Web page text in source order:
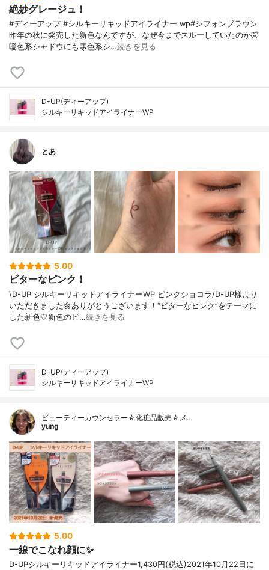
絶妙グレージュ！
#ディーアップ #シルキーリキッドアイライナー wp#シフォンブラウン
昨年の秋に発売した新色なんですが、なぜ今までスルーしていたのか🤣
暖色系シャドウにも寒色系シ…続きを見る
D-UP(ディーアップ)
シルキーリキッドアイライナーWP
とあ
5.00
ビターなピンク！
\D-UP シルキーリキッドアイライナーWP ピンクショコラ/D-UP様より
いただきました🌼ありがとうございます！“ビターなピンク”をテーマに
した新色🤍新色のピ…続きを見る
D-UP(ディーアップ)
シルキーリキッドアイライナーWP
ビューティーカウンセラー☆化粧品販売☆メ…
yung
5.00
一線でこなれ顔に✨
D-UPシルキーリキッドアイライナー1,430円(税込)⁡2021年10月22日に